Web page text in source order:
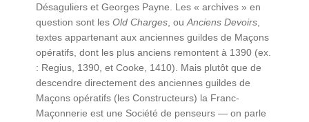
Désaguliers et Georges Payne. Les « archives » en
question sont lesOld Charges, ouAnciens Devoirs,
textes appartenant aux anciennes guildes de Maçons
opératifs, dont les plus anciens remontent à 1390 (ex.
: Regius, 1390, et Cooke, 1410). Mais plutôt que de
descendre directement des anciennes guildes de
Maçons opératifs (les Constructeurs) la Franc-
Maçonnerie est une Société de penseurs — on parle